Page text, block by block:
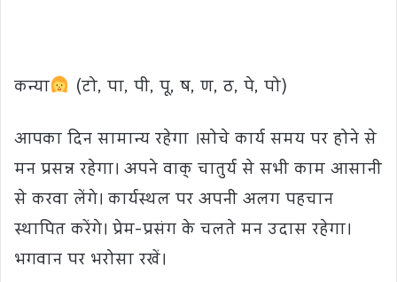
कन्या
(टो, पा, पी, पू, ष, ण, ठ, पे, पो)
आपका दिन सामान्य रहेगा ।सोचे कार्य समय पर होने से
मन प्रसन्न रहेगा। अपने वाक् चातुर्य से सभी काम आसानी
से करवा लेंगे। कार्यस्थल पर अपनी अलग पहचान
स्थापित करेंगे। प्रेम-प्रसंग के चलते मन उदास रहेगा।
भगवान पर भरोसा रखें।